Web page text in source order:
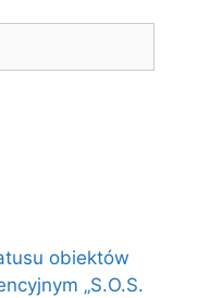
obiektów
„S.O.S.